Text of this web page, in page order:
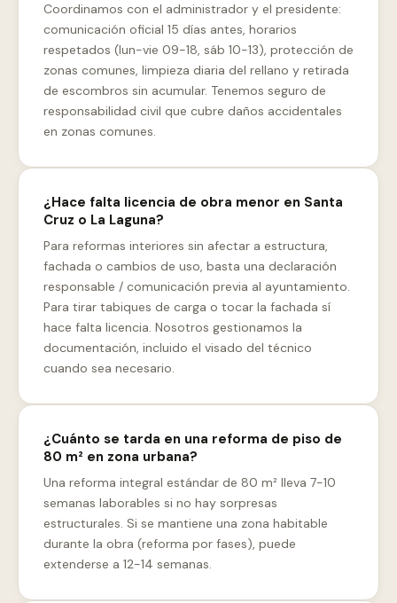
Coordinamos con el administrador y el presidente:
comunicación oficial 15 días antes, horarios
respetados (lun-vie 09-18, sáb 10-13), protección de
zonas comunes, limpieza diaria del rellano y retirada
de escombros sin acumular. Tenemos seguro de
responsabilidad civil que cubre daños accidentales
en zonas comunes.
¿Hace falta licencia de obra menor en Santa
Cruz o La Laguna?
Para reformas interiores sin afectar a estructura,
fachada o cambios de uso, basta una declaración
responsable / comunicación previa al ayuntamiento.
Para tirar tabiques de carga o tocar la fachada sí
hace falta licencia. Nosotros gestionamos la
documentación, incluido el visado del técnico
cuando sea necesario.
¿Cuánto se tarda en una reforma de piso de
80 m² en zona urbana?
Una reforma integral estándar de 80 m² lleva 7-10
semanas laborables si no hay sorpresas
estructurales. Si se mantiene una zona habitable
durante la obra (reforma por fases), puede
extenderse a 12-14 semanas.